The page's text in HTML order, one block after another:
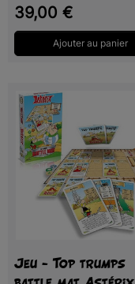
Prix
39,00 €
Ajouter au panier
Jeu - Top trumps